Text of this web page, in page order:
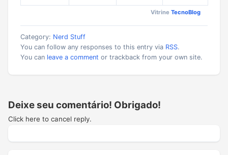
Vitrine TecnoBlog
Category: Nerd Stuff
You can follow any responses to this entry via RSS.
You can leave a comment or trackback from your own site.
Deixe seu comentário! Obrigado!
Click here to cancel reply.